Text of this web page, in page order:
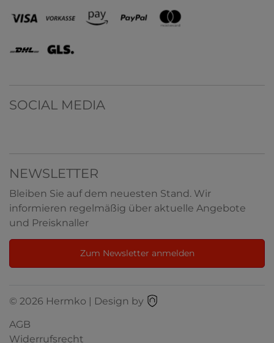
SOCIAL MEDIA
NEWSLETTER
Bleiben Sie auf dem neuesten Stand. Wir
informieren regelmäßig über aktuelle Angebote
und Preisknaller
Zum Newsletter anmelden
© 2026 Hermko | Design by
AGB
Widerrufsrecht